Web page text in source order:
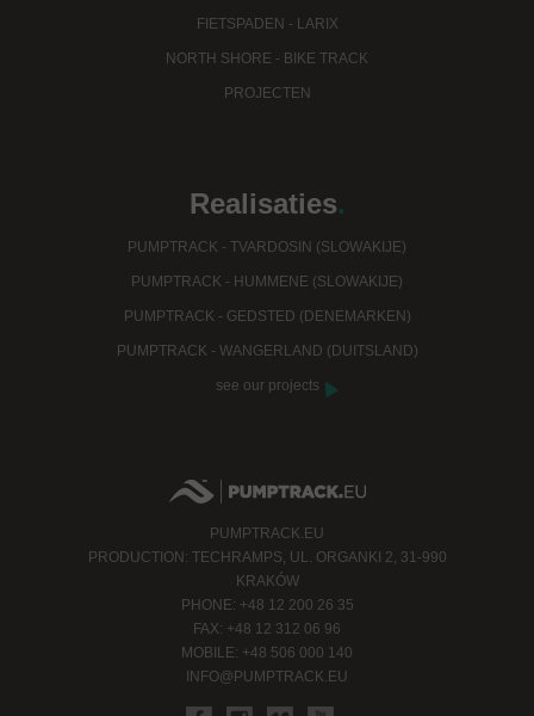
FIETSPADEN - LARIX
NORTH SHORE - BIKE TRACK
PROJECTEN
Realisaties.
PUMPTRACK - TVARDOSIN (SLOWAKIJE)
PUMPTRACK - HUMMENE (SLOWAKIJE)
PUMPTRACK - GEDSTED (DENEMARKEN)
PUMPTRACK - WANGERLAND (DUITSLAND)
see our projects
PUMPTRACK.EU
PRODUCTION: TECHRAMPS, UL. ORGANKI 2, 31-990
KRAKÓW
PHONE: +48 12 200 26 35
FAX: +48 12 312 06 96
MOBILE: +48 506 000 140
INFO@PUMPTRACK.EU